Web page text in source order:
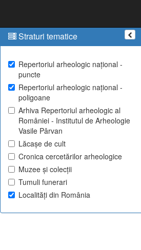
Straturi tematice
Repertoriul arheologic național -
puncte
Repertoriul arheologic național -
poligoane
Arhiva Repertoriul arheologic al
României - Institutul de Arheologie
Vasile Pârvan
Lăcașe de cult
Cronica cercetărilor arheologice
Muzee și colecții
Tumuli funerari
Localități din România